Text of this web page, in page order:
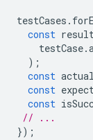
testCases .
const
testCase.
);
const
const
const
// ...
});